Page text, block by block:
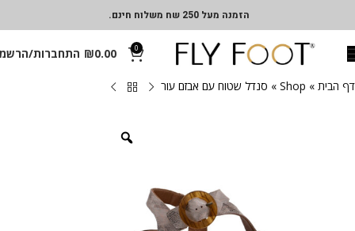
הזמנה מעל 250 שח משלוח חינם.
0
₪0.00 התחברות/
דף הבית »
Shop
» סנדל שטוח עם אבזם עור